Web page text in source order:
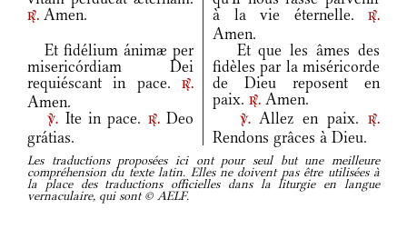
r. Amen.
à la vie éternelle.
r.
Amen.
Et fidélium ánimæ per
misericórdiam Dei
requiéscant in pace.
r.
Amen.
Et que les âmes des
fidèles par la miséricorde
de Dieu reposent en
paix. r. Amen.
v. Ite in pace. r.Deo
grátias.
v.Allez en paix.r.
Rendons grâces à Dieu.
Les traductions proposées ici ont pour seul but une meilleure
compréhension du texte latin. Elles ne doivent pas être utilisées à
la place des traductions officielles dans la liturgie en langue
vernaculaire, qui sont © AELF.